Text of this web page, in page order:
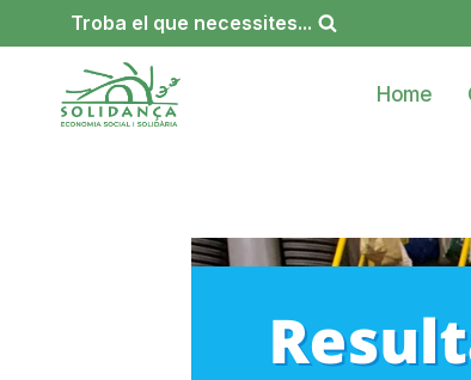
Troba el que necessites...
Home